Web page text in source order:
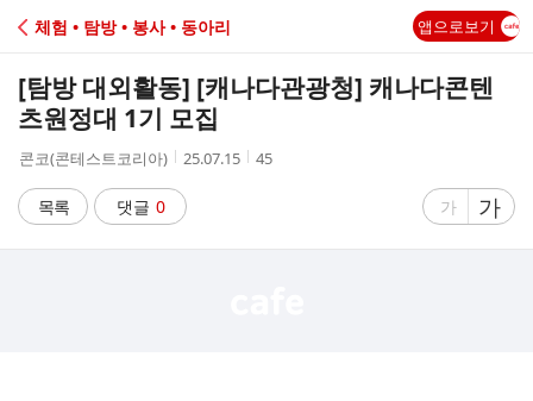
C
A
체험 • 탐방 • 봉사 • 동아리 앱으로보기
[탐방 대외활동] [캐나다관광청] 캐나다콘텐
츠원정대 1기 모집
작
자
콘코(콘테스트코리아)
작
시
간
25.07.15
조
45
목록 댓글 0
글
가
글
자
가